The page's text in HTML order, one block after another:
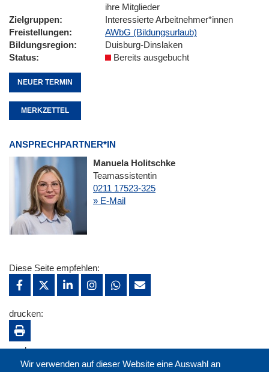
ihre Mitglieder
Zielgruppen
Interessierte Arbeitnehmer*innen
Freistellungen
AWbG (Bildungsurlaub)
Bildungsregion
Duisburg-Dinslaken
Status
Bereits ausgebucht
NEUER TERMIN
MERKZETTEL
ANSPRECHPARTNER*IN
Manuela Holitschke
Teamassistentin
0211 17523-325
» E-Mail
Wir verwenden auf dieser Website eine Auswahl an
Diese Seite empfehlen:
drucken:
merken: